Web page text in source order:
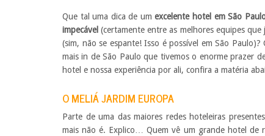
Que tal uma dica de umexcelente hotel em São
impecável (certamente entre as melhores equipes que
(sim, não se espante! Isso é possível em São Paulo)?
mais in de São Paulo que tivemos o enorme prazer
hotel e nossa experiência por ali, confira a matéria
O MELIÁ JARDIM EUROPA
Parte de uma das maiores redes hoteleiras
mais não é. Explico… Quem vê um grande hotel de